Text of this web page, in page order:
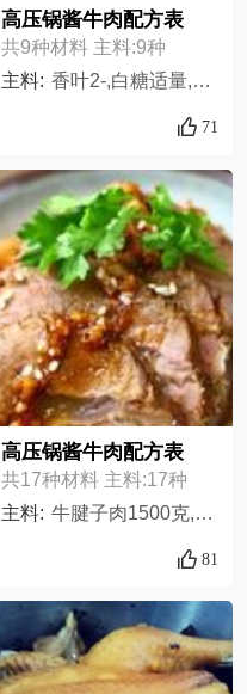
高压锅酱牛肉配方表
共9种材料 主料:9种
主料: 香叶2-,白糖适量,豆瓣酱两大勺,老抽20克,八角2粒,盐适量,黄酒20克,葱姜蒜适量,牛肉1000克,
71
高压锅酱牛肉配方表
共17种材料 主料:17种
主料: 牛腱子肉1500克,姜5片,料酒2大匙,草果1个,丁香2粒,陈皮4片,桂皮1根,花椒10粒,大葱1棵,蒜3瓣,盐6克,大料2粒,黄豆酱3大匙,香叶3片,小茴香1小匙,糖10克,老抽2大匙,
81